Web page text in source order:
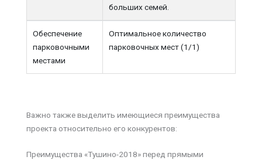
больших семей.
Обеспечение
парковочными
местами
Оптимальное количество
парковочных мест (1/1)
Важно также выделить имеющиеся преимущества
проекта относительно его конкурентов:
Преимущества «Тушино-2018» перед прямыми